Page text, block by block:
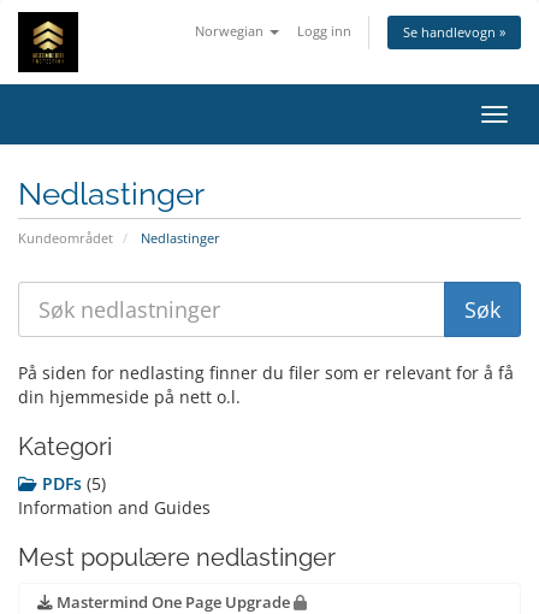
Norwegian Logg inn Se handlevogn »
Bytt
Nedlastinger
Kundeområdet Nedlastinger
På siden for nedlasting finner du filer som er relevant for å få
din hjemmeside på nett o.l.
Kategori
PDFs (5)
Information and Guides
Mest populære nedlastinger
Mastermind One Page Upgrade